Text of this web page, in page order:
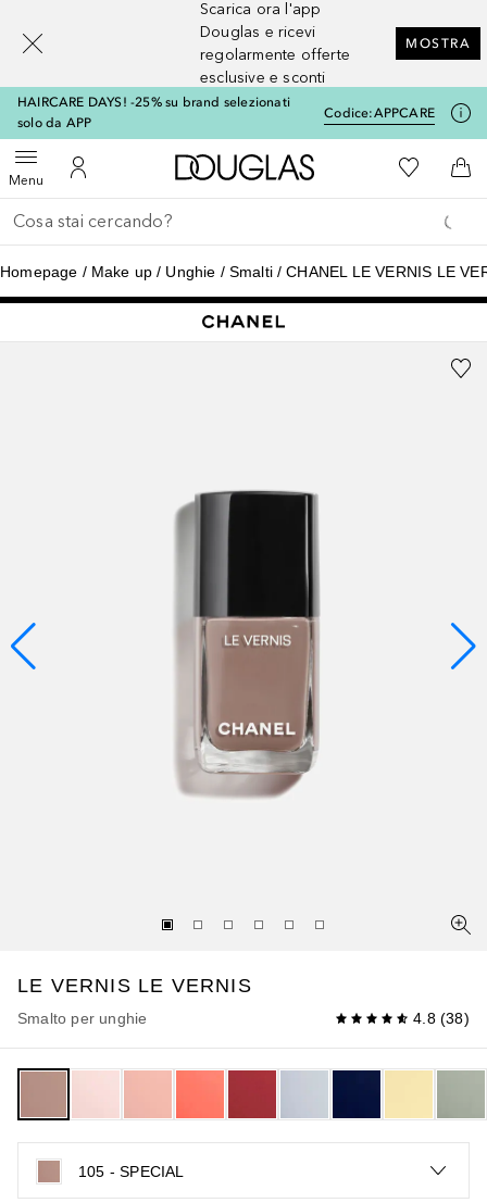
Scarica ora l'app
Douglas e ricevi
regolarmente offerte
esclusive e sconti
MOSTRA
HAIRCARE DAYS! -25% su brand selezionati
solo da APP
Codice:APPCARE
MenuApri menuAl Mio Account
A Douglas HomeAlla Mia
Al
Torna indietro
Esegui ricerca
Homepage Make up Unghie Smalti CHANEL LE VERNIS LE
LE VERNIS LE VERNIS
Smalto per unghie 4.8(38)
105 - SPECIAL
[navigation.slideout.screenreader]